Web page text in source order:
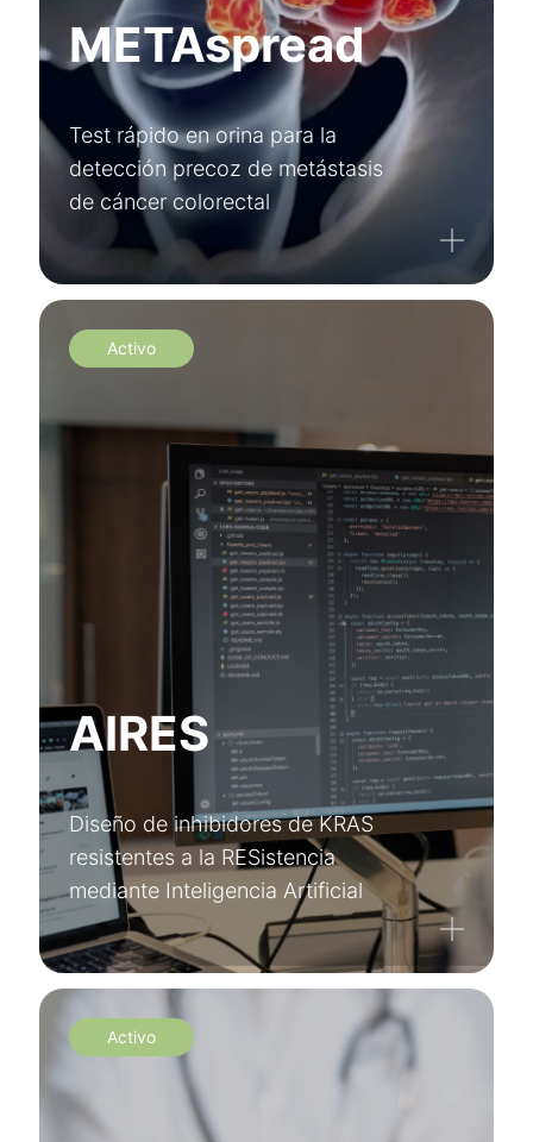
Regístrate en
XarSmart
METAspread
Test rápido en orina para la
detección precoz de metástasis
de cáncer colorectal
AIRES
Diseño de inhibidores de KRAS
resistentes a la RESistencia
mediante Inteligencia Artificial
Activo
Activo